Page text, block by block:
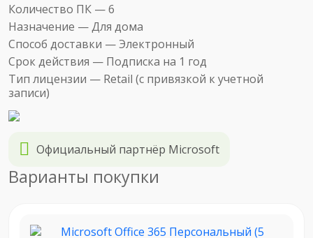
Количество ПК —6
Назначение —Для дома
Способ доставки — Электронный
Срок действия — Подписка на 1 год
Тип лицензии — Retail (с привязкой к учетной
записи)
Официальный партнёр Microsoft
Варианты покупки